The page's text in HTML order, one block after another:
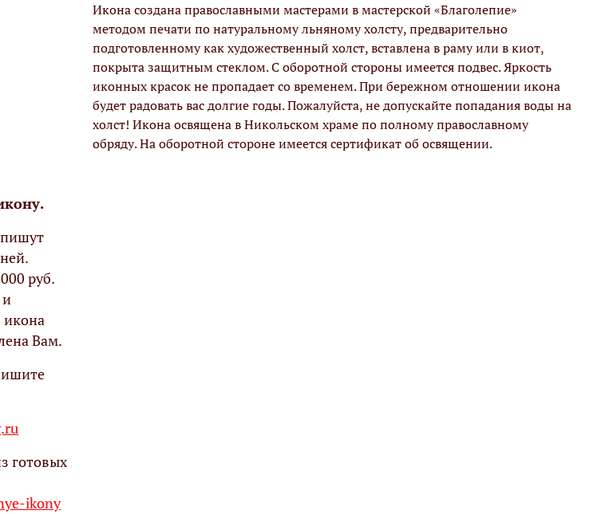
Икона создана православными мастерами в мастерской «Благолепие»
методом печати по натуральному льняному холсту, предварительно
подготовленному как художественный холст, вставлена в раму или в киот,
покрыта защитным стеклом. С оборотной стороны имеется подвес. Яркость
иконных красок не пропадает со временем. При бережном отношении икона
будет радовать вас долгие годы. Пожалуйста, не допускайте попадания воды на
холст! Икона освящена в Никольском храме по полному православному
обряду. На оборотной стороне имеется сертификат об освящении.
руб.
и
Вам.
готовых
ikony